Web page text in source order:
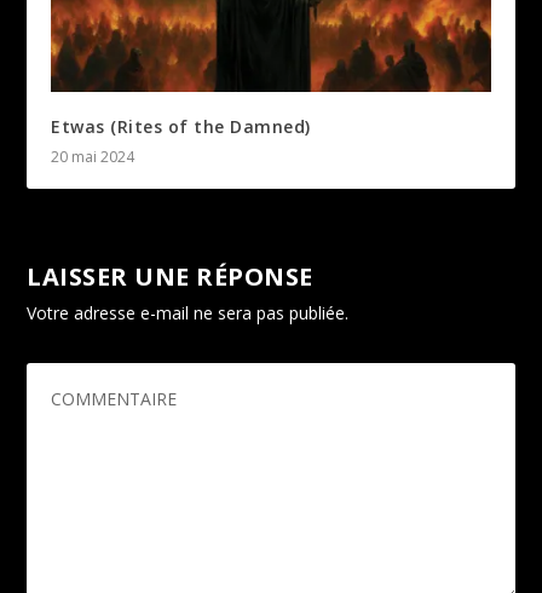
Etwas (Rites of the Damned)
20 mai 2024
LAISSER UNE RÉPONSE
Votre adresse e-mail ne sera pas publiée.
obligatoires sont indiqués avec